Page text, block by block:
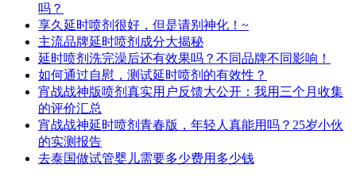
吗？
享久延时喷剂很好，但是请别神化！~
主流品牌延时喷剂成分大揭秘
延时喷剂洗完澡后还有效果吗？不同品牌不同影响！
如何通过自慰，测试延时喷剂的有效性？
宵战战神版喷剂真实用户反馈大公开：我用三个月收集
的评价汇总
宵战战神延时喷剂青春版，年轻人真能用吗？25岁小伙
的实测报告
去泰国做试管婴儿需要多少费用多少钱